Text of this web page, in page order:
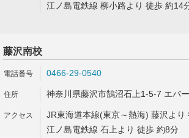
江ノ島電鉄線 柳小路より 徒歩 約14
藤沢南校
0466-29-0540
神奈川県藤沢市鵠沼石上1-5-7 エバ
JR東海道本線(東京～熱海) 藤沢より
江ノ島電鉄線 石上より 徒歩 約8分